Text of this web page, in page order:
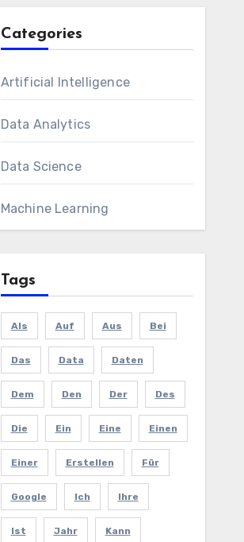
Categories
Artificial Intelligence
Data Analytics
Data Science
Machine Learning
Tags
Als Auf Aus Bei
Das Data Daten
Dem Den Der Des
Die Ein Eine Einen
Einer Erstellen Für
Google Ich Ihre
Ist Jahr Kann